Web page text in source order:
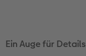
Ein Auge für Details